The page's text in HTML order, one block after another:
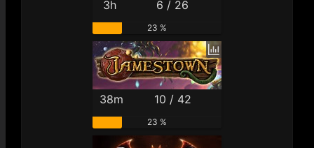
3h 6 / 26
23 %
38m 10 / 42
23 %